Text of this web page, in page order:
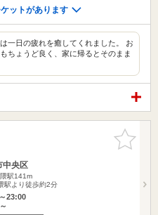
ットがあります
一日の疲れを癒してくれました。 お
ちょうど良く、家に帰るとそのまま
お気に入
りに追加
中央区
駅141m
駅より徒歩約2分
23:00